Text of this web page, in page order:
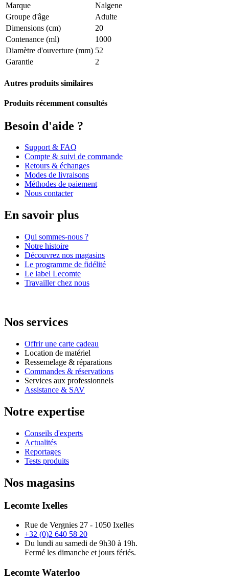
Marque
Nalgene
Groupe d'âge
Adulte
Dimensions (cm)
20
Contenance (ml)
1000
Diamètre d'ouverture (mm) 52
Garantie
2
Autres produits similaires
Produits récemment consultés
Besoin d'aide ?
Support & FAQ
Compte & suivi de commande
Retours & échanges
Modes de livraisons
Méthodes de paiement
Nous contacter
En savoir plus
Qui sommes-nous ?
Notre histoire
Découvrez nos magasins
Le programme de fidélité
Le label Lecomte
Travailler chez nous
Nos services
Offrir une carte cadeau
Location de matériel
Ressemelage & réparations
Commandes & réservations
Services aux professionnels
Assistance & SAV
Notre expertise
Conseils d'experts
Actualités
Reportages
Tests produits
Nos magasins
Lecomte Ixelles
Rue de Vergnies 27 - 1050 Ixelles
+32 (0)2 640 58 20
Du lundi au samedi de 9h30 à 19h.
Fermé les dimanche et jours fériés.
Lecomte Waterloo